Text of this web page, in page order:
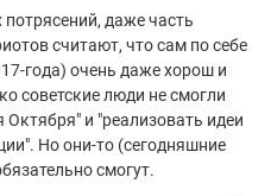
потрясений, даже часть
считают, что сам по себе
года) очень даже хорош и
советские люди не смогли
Октября" и "реализовать идеи
Но они-то (сегодняшние
смогут.